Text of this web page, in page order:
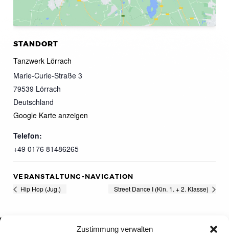
Zustimmung verwalten
STANDORT
Tanzwerk Lörrach
Marie-Curie-Straße 3
79539 Lörrach
Deutschland
Google Karte anzeigen
Telefon:
+49 0176 81486265
VERANSTALTUNG-NAVIGATION
Hip Hop (Jug.) Street Dance I (Kin. 1. + 2. Klasse)